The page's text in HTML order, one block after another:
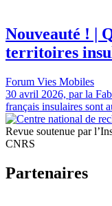
Nouveauté ! |
territoires
Forum Vies Mobiles
30 avril 2026, par la
français insulaires sont
Revue soutenue par
CNRS
Partenaires